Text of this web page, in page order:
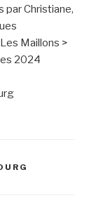
par Christiane,
Maillons >
2024